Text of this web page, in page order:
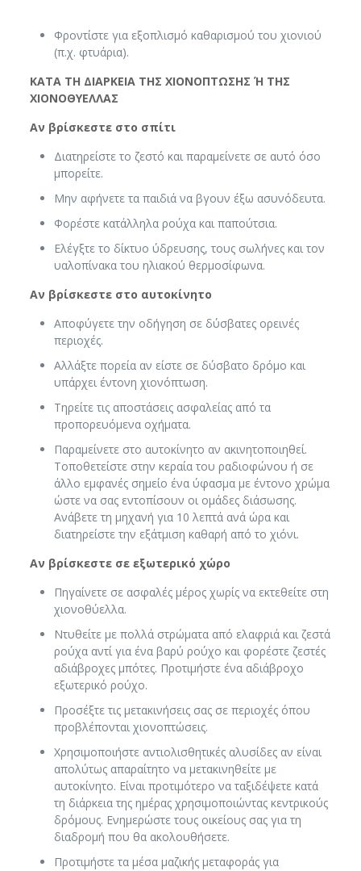
Φροντίστε για εξοπλισμό καθαρισμού του χιονιού
(π.χ. φτυάρια).
ΚΑΤΑ ΤΗ ΔΙΑΡΚΕΙΑ ΤΗΣ ΧΙΟΝΟΠΤΩΣΗΣ Ή ΤΗΣ
ΧΙΟΝΟΘΥΕΛΛΑΣ
Αν βρίσκεστε στο σπίτι
Διατηρείστε το ζεστό και παραμείνετε σε αυτό όσο
μπορείτε.
Μην αφήνετε τα παιδιά να βγουν έξω ασυνόδευτα.
Φορέστε κατάλληλα ρούχα και παπούτσια.
Ελέγξτε το δίκτυο ύδρευσης, τους σωλήνες και τον
υαλοπίνακα του ηλιακού θερμοσίφωνα.
Αν βρίσκεστε στο αυτοκίνητο
Αποφύγετε την οδήγηση σε δύσβατες ορεινές
περιοχές.
Αλλάξτε πορεία αν είστε σε δύσβατο δρόμο και
υπάρχει έντονη χιονόπτωση.
Τηρείτε τις αποστάσεις ασφαλείας από τα
προπορευόμενα οχήματα.
Παραμείνετε στο αυτοκίνητο αν ακινητοποιηθεί.
Τοποθετείστε στην κεραία του ραδιοφώνου ή σε
άλλο εμφανές σημείο ένα ύφασμα με έντονο χρώμα
ώστε να σας εντοπίσουν οι ομάδες διάσωσης.
Ανάβετε τη μηχανή για 10 λεπτά ανά ώρα και
διατηρείστε την εξάτμιση καθαρή από το χιόνι.
Αν βρίσκεστε σε εξωτερικό χώρο
Πηγαίνετε σε ασφαλές μέρος χωρίς να εκτεθείτε στη
χιονοθύελλα.
Ντυθείτε με πολλά στρώματα από ελαφριά και ζεστά
ρούχα αντί για ένα βαρύ ρούχο και φορέστε ζεστές
αδιάβροχες μπότες. Προτιμήστε ένα αδιάβροχο
εξωτερικό ρούχο.
Προσέξτε τις μετακινήσεις σας σε περιοχές όπου
προβλέπονται χιονοπτώσεις.
Χρησιμοποιήστε αντιολισθητικές αλυσίδες αν είναι
απολύτως απαραίτητο να μετακινηθείτε με
αυτοκίνητο. Είναι προτιμότερο να ταξιδέψετε κατά
τη διάρκεια της ημέρας χρησιμοποιώντας κεντρικούς
δρόμους. Ενημερώστε τους οικείους σας για τη
διαδρομή που θα ακολουθήσετε.
Προτιμήστε τα μέσα μαζικής μεταφοράς για